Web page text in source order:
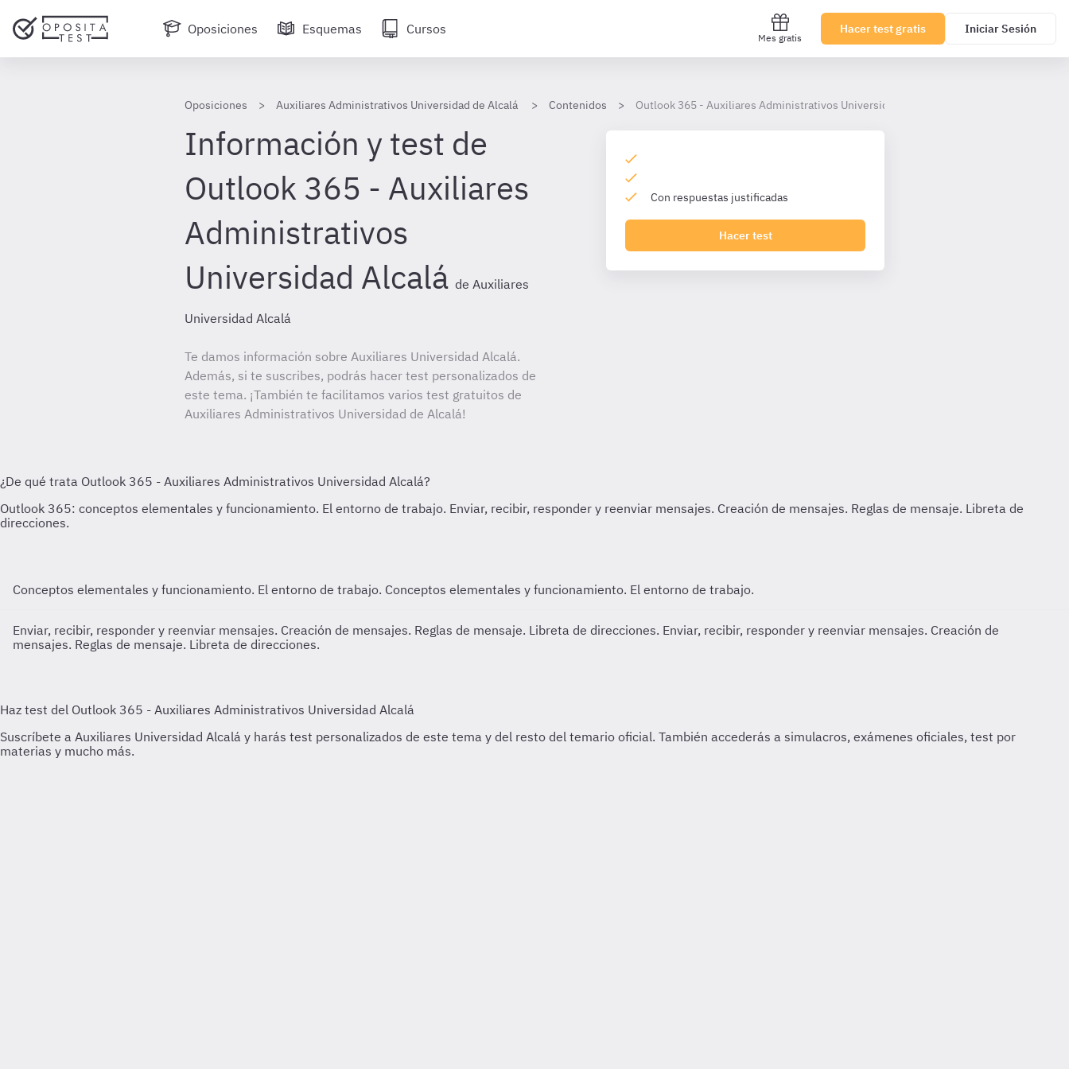
Oposiciones Esquemas Cursos
Mes gratis
Hacer test gratis Iniciar Sesión
Oposiciones Auxiliares Administrativos Universidad de Alcalá Contenidos Outlook 365 - Auxiliares Administrativos Universidad Alcalá
Información y test de
Outlook 365 - Auxiliares
Administrativos
Universidad Alcalá de Auxiliares
Universidad Alcalá
Te damos información sobre Auxiliares Universidad Alcalá.
Además, si te suscribes, podrás hacer test personalizados de
este tema. ¡También te facilitamos varios test gratuitos de
Auxiliares Administrativos Universidad de Alcalá!
Con respuestas justificadas
Hacer test
Conceptos elementales y funcionamiento. El entorno de trabajo. Conceptos elementales y funcionamiento. El entorno de trabajo.
Enviar, recibir, responder y reenviar mensajes. Creación de mensajes. Reglas de mensaje. Libreta de direcciones. Enviar, recibir, responder y reenviar mensajes. Creación de
mensajes. Reglas de mensaje. Libreta de direcciones.